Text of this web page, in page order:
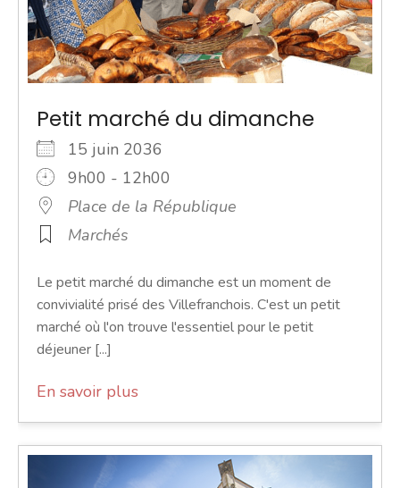
Petit marché du dimanche
15 juin 2036
9h00 - 12h00
Place de la République
Marchés
Le petit marché du dimanche est un moment de
convivialité prisé des Villefranchois. C'est un petit
marché où l'on trouve l'essentiel pour le petit
déjeuner [...]
En savoir plus